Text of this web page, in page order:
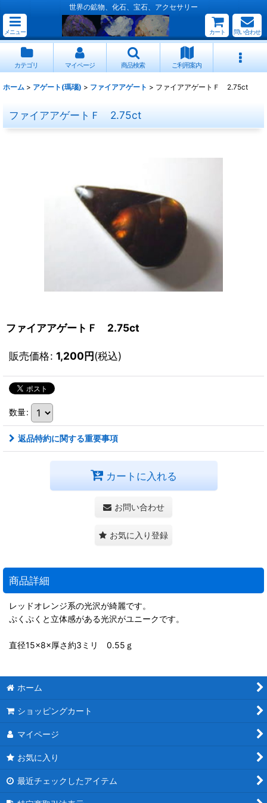
世界の鉱物、化石、宝石、アクセサリー
メニュー カート 問い合わせ
カテゴリ マイページ 商品検索 ご利用案内
ホーム > アゲート(瑪瑙) > ファイアアゲート > ファイアアゲートＦ 2.75ct
ファイアアゲートＦ 2.75ct
ファイアアゲートＦ 2.75ct
販売価格: 1,200円(税込)
数量:
返品特約に関する重要事項
カートに入れる
お問い合わせ
お気に入り登録
商品詳細
レッドオレンジ系の光沢が綺麗です。
ぷくぷくと立体感がある光沢がユニークです。
直径15×8×厚さ約3ミリ 0.55ｇ
ホーム
ショッピングカート
マイページ
お気に入り
最近チェックしたアイテム